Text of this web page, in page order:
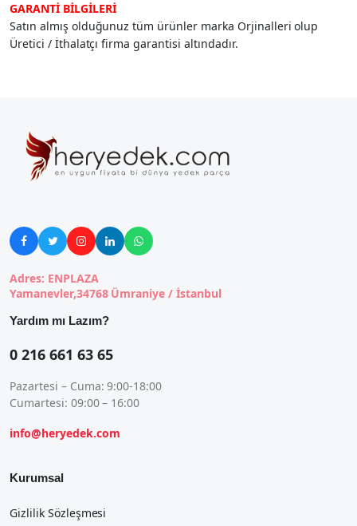
GARANTİ BİLGİLERİ
Satın almış olduğunuz tüm ürünler marka Orjinalleri olup
Üretici / İthalatçı firma garantisi altındadır.
    
Adres: ENPLAZA
Yamanevler,34768 Ümraniye / İstanbul
Yardım mı Lazım?
0 216 661 63 65
Pazartesi – Cuma: 9:00-18:00
Cumartesi: 09:00 – 16:00
info@heryedek.com
Kurumsal
Gizlilik Sözleşmesi